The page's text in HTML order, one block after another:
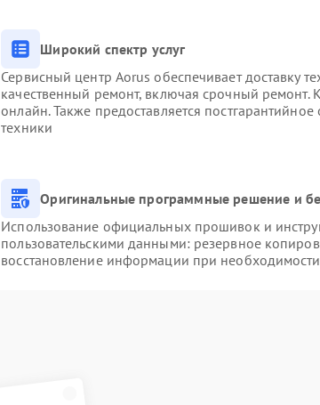
Широкий спектр услуг
Сервисный центр Aorus обеспечивает доставку
качественный ремонт, включая срочный ремонт.
онлайн. Также предоставляется
техники
Оригинальные программные решение и
Использование официальных прошивок и
пользовательскими данными: резервное
восстановление информации при необходимости